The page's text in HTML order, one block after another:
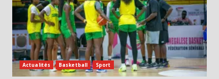
Actualités Basketball Sport